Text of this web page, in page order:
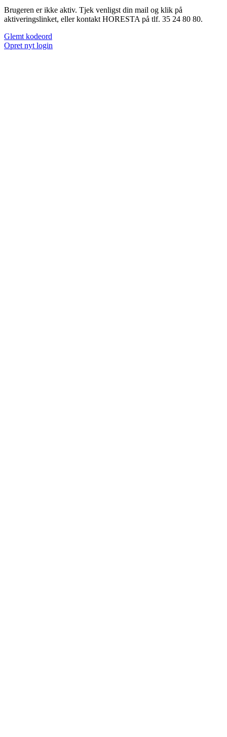
Brugeren er ikke aktiv. Tjek venligst din mail og klik på
aktiveringslinket, eller kontakt HORESTA på tlf. 35 24 80 80.
Glemt kodeord
Opret nyt login